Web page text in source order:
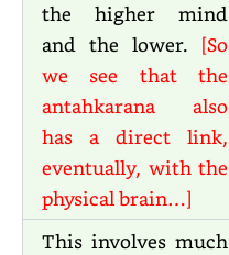
the higher mind
and the lower. [So
we see that the
antahkarana also
has a direct link,
eventually, with the
physical brain…]
This involves much